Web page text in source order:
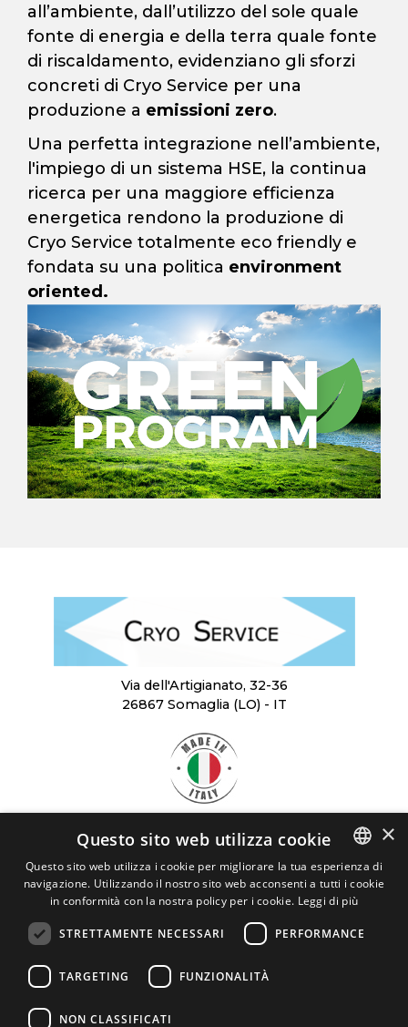
all’ambiente, dall’utilizzo del sole quale
fonte di energia e della terra quale fonte
di riscaldamento, evidenziano gli sforzi
concreti di Cryo Service per una
produzione a emissioni zero.
Una perfetta integrazione nell’ambiente,
l'impiego di un sistema HSE, la continua
ricerca per una maggiore efficienza
energetica rendono la produzione di
Cryo Service totalmente eco friendly e
fondata su una politica environment
oriented.
Via dell'Artigianato, 32-36
26867 Somaglia (LO) - IT
SCARICA
LA BROCHURE
CRYO SERVICE
Cryo Service Srl - P.I. 03898120963
cryoservice@legalmail.it
ITALIAN
×
Questo sito web utilizza cookie
Questo sito web utilizza i cookie per migliorare la tua esperienza di
navigazione. Utilizzando il nostro sito web acconsenti a tutti i cookie
in conformità con la nostra policy per i cookie. Leggi di più
STRETTAMENTE NECESSARI PERFORMANCE
TARGETING FUNZIONALITÀ
NON CLASSIFICATI